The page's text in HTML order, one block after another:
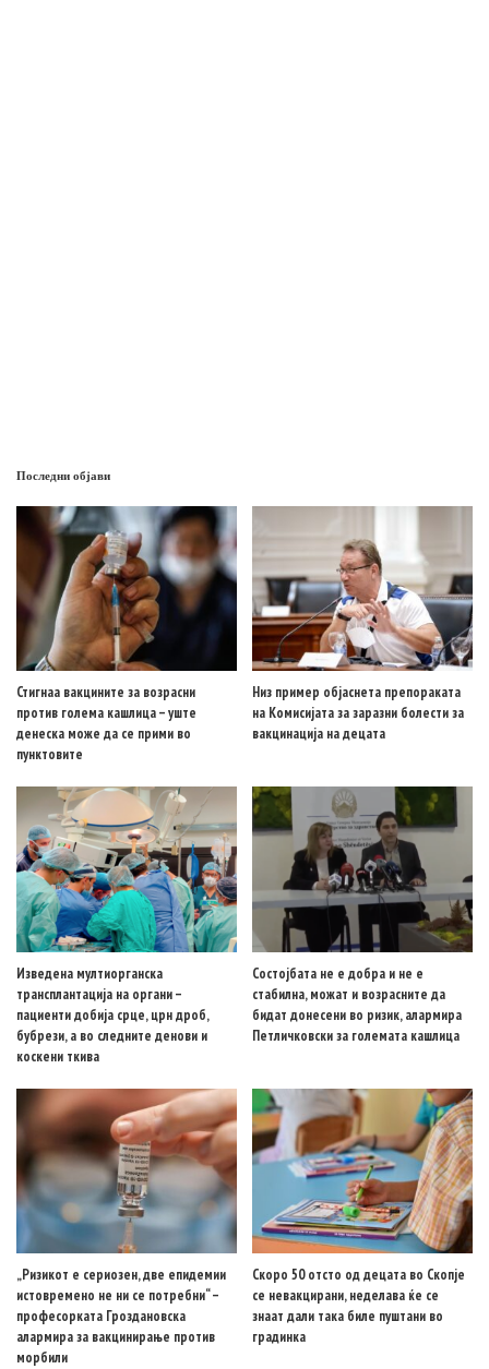
Последни објави
Стигнаа вакцините за возрасни
против голема кашлица – уште
денеска може да се прими во
пунктовите
Низ пример објаснета препораката
на Комисијата за заразни болести за
вакцинација на децата
Изведена мултиорганска
трансплантација на органи –
пациенти добија срце, црн дроб,
бубрези, а во следните денови и
коскени ткива
Состојбата не е добра и не е
стабилна, можат и возрасните да
бидат донесени во ризик, алармира
Петличковски за големата кашлица
„Ризикот е сериозен, две епидемии
истовремено не ни се потребни“ –
професорката Гроздановска
алармира за вакцинирање против
морбили
Скоро 50 отсто од децата во Скопје
се невакцирани, неделава ќе се
знаат дали така биле пуштани во
градинка